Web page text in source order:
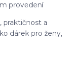
provedení
praktičnost a
dárek pro ženy,